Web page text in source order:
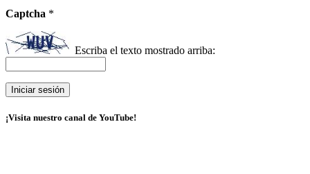
Captcha *
Escriba el texto mostrado arriba:
¡Visita nuestro canal de YouTube!